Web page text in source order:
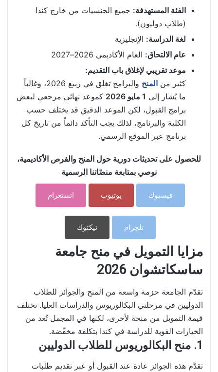
الفئة المستهدفة: جميع الجنسيات من خارج كندا
(طلاب دوليون).
لغة الدراسة: الإنجليزية
عام الالتحاق: العام الأكاديمي 2026–2027
موعد تقريبي لإغلاق باب التقديم:
كثير من المنح
والبرامج تغلق في ربيع 2026، وغالباً
ما يُشار إلى 1 مايو 2026
كموعد نهائي مرجعي لبعض
برامج القبول، لكن الموعد الدقيق قد يختلف حسب
الكلية والبرنامج، لذلك يجب التأكد دائماً من تاريخ كل
برنامج عبر الموقع الرسمي.
للحصول على تحديثات دورية حول المنح والفرص الأكاديمية،
نوصي بمتابعة منصّاتنا الرسمية
فيسبوك يوتيوب انستغرام
تلجرام تيكتوك
مزايا التمويل في منح جامعة
ساسكاتشوان 2026
تقدّم الجامعة حزمة واسعة من المنح والجوائز للطلاب
الدوليين في مرحلتي البكالوريوس والدراسات العليا. تختلف
قيمة التمويل من منحة لأخرى، لكنها في المجمل تُعد من
الخيارات القوية للدراسة في كندا بتكلفة مخفّضة.
1. منح البكالوريوس للطلاب الدوليين
تقدَّم هذه الجوائز عادة عند القبول أو عبر تقديم طلبات